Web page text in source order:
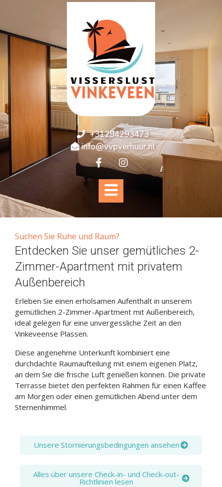
+31294293473
info@vvpverhuur.nl
Suchen Sie Ruhe und Raum?
Entdecken Sie unser gemütliches 2-
Zimmer-Apartment mit privatem
Außenbereich
Erleben Sie einen erholsamen Aufenthalt in unserem
gemütlichen 2-Zimmer-Apartment mit Außenbereich,
ideal gelegen für eine unvergessliche Zeit an den
Vinkeveense Plassen.
Diese angenehme Unterkunft kombiniert eine
durchdachte Raumaufteilung mit einem eigenen Platz,
an dem Sie die frische Luft genießen können. Die private
Terrasse bietet den perfekten Rahmen für einen Kaffee
am Morgen oder einen gemütlichen Abend unter dem
Sternenhimmel.
Unsere Stornierungsbedingungen ansehen
Alles über unsere Check-in- und Check-out-
Richtlinien lesen